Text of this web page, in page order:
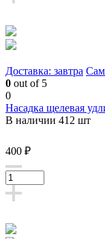
Доставка: завтра
0 out of 5
0
Насадка щелевая
В наличии 412 шт
400 ₽